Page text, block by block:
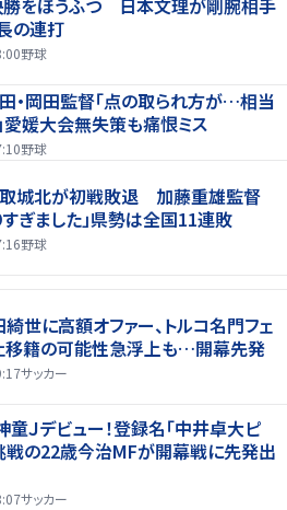
をほうふつ 日本文理が剛腕相手
の連打
野球
田・岡田監督「点の取られ方が…相当
愛媛大会無失策も痛恨ミス
野球
取城北が初戦敗退 加藤重雄監督
すぎました」県勢は全国11連敗
野球
綺世に高額オファー、トルコ名門フェ
移籍の可能性急浮上も…開幕先発
サッカー
童Ｊデビュー！登録名「中井卓大ピ
戦の22歳今治MFが開幕戦に先発出
サッカー